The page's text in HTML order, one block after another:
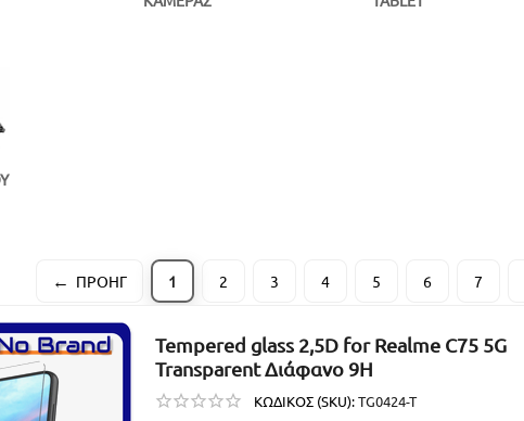
ΠΡΟΗΓ 1 2 3 4 5 6 7
Tempered glass 2,5D for Realme C75 5G
Transparent Διάφανο 9H
ΚΩΔΙΚΟΣ (SKU):TG0424-T